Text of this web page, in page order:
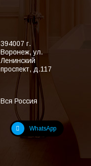
394007 г.
Воронеж,ул.
Ленинский
проспект, д.117
Вся Россия
WhatsApp